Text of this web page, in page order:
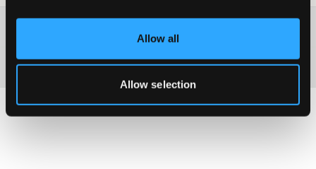
Allow all
Allow selection
Material